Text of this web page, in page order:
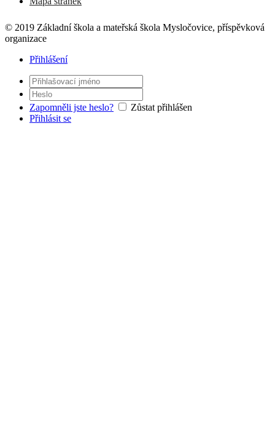
© 2019 Základní škola a mateřská škola Mysločovice, příspěvková
organizace
Přihlášení
Zapomněli jste heslo?
Zůstat přihlášen
Přihlásit se